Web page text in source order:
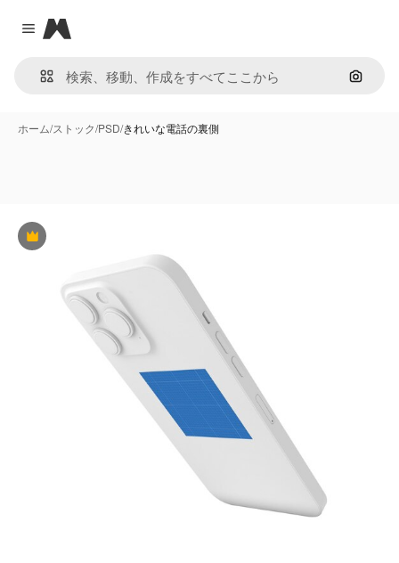
Close menu
Magnific
画像で
ホーム/ストック/PSD/きれいな電話の裏側
Premium